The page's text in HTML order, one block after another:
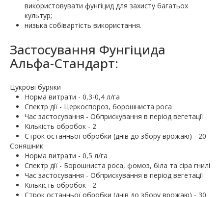
використовувати фунгіцид для захисту багатьох
культур;
низька собівартість використання.
Застосування Фунгіцида
Альфа-Стандарт:
Цукрові буряки
Норма витрати - 0,3-0,4 л/га
Спектр дії - Церкоспороз, борошниста роса
Час застосування - Обприскування в період вегетації
Кількість обробок - 2
Строк останньої обробки (днів до збору врожаю) - 20
Соняшник
Норма витрати - 0,5 л/га
Спектр дії - Борошниста роса, фомоз, біла та сіра гнилі
Час застосування - Обприскування в період вегетації
Кількість обробок - 2
Строк останньої обробки (днів до збору врожаю) - 30